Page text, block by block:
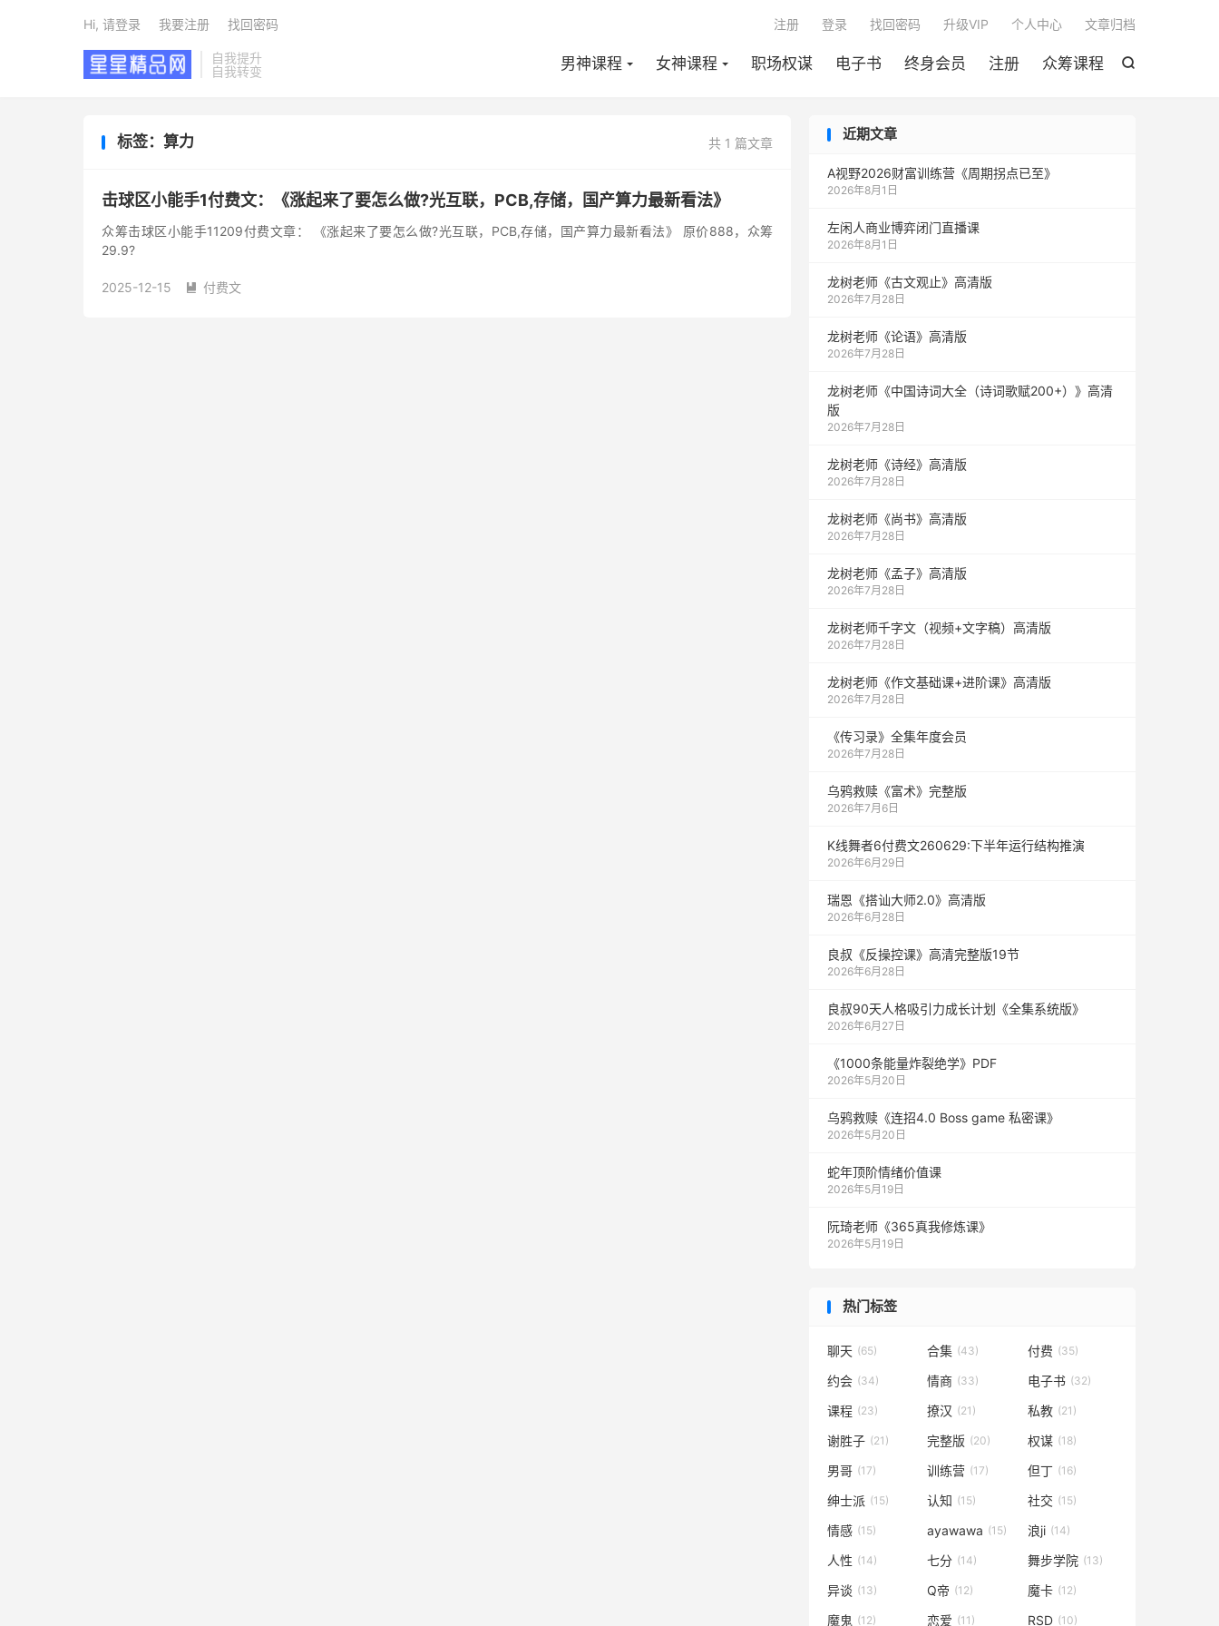
自我提升
自我转变

男神课程 女神课程 职场权谋 电子书 终身会员 注册 众筹课程
注册 登录 找回密码 升级VIP 个人中心 文章归档
Hi, 请登录 我要注册 找回密码
共 1 篇文章
标签：算力
击球区小能手1付费文：《涨起来了要怎么做?光互联，PCB,存储，国产算力最新看法》
众筹击球区小能手11209付费文章： 《涨起来了要怎么做?光互联，PCB,存储，国产算力最新看法》 原价888，众筹
29.9?
2025-12-15  付费文
近期文章
A视野2026财富训练营《周期拐点已至》
2026年8月1日
左闲人商业博弈闭门直播课
2026年8月1日
龙树老师《古文观止》高清版
2026年7月28日
龙树老师《论语》高清版
2026年7月28日
龙树老师《中国诗词大全（诗词歌赋200+）》高清
版
2026年7月28日
龙树老师《诗经》高清版
2026年7月28日
龙树老师《尚书》高清版
2026年7月28日
龙树老师《孟子》高清版
2026年7月28日
龙树老师千字文（视频+文字稿）高清版
2026年7月28日
龙树老师《作文基础课+进阶课》高清版
2026年7月28日
《传习录》全集年度会员
2026年7月28日
乌鸦救赎《富术》完整版
2026年7月6日
K线舞者6付费文260629:下半年运行结构推演
2026年6月29日
瑞恩《搭讪大师2.0》高清版
2026年6月28日
良叔《反操控课》高清完整版19节
2026年6月28日
良叔90天人格吸引力成长计划《全集系统版》
2026年6月27日
《1000‮能条‬‎量‮裂炸‬‎绝学》PDF
2026年5月20日
乌鸦救赎《连招4.0 Boss game 私密课》
2026年5月20日
蛇年顶阶情绪价值课
2026年5月19日
阮琦老师《365真我修炼课》
2026年5月19日
热门标签
聊天 (65) 合集 (43) 付费 (35)
约会 (34) 情商 (33) 电子书 (32)
课程 (23) 撩汉 (21) 私教 (21)
谢胜子 (21) 完整版 (20) 权谋 (18)
男哥 (17) 训练营 (17) 但丁 (16)
绅士派 (15) 认知 (15) 社交 (15)
情感 (15) ayawawa (15) 浪ji (14)
人性 (14) 七分 (14) 舞步学院 (13)
异谈 (13) Q帝 (12) 魔卡 (12)
魔鬼 (12) 恋爱 (11) RSD (10)